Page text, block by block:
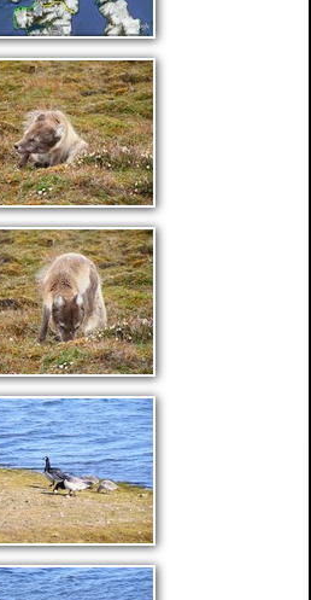
Utah Arizona, Alaska
EGYPTE 2012.
trois Mousquetaires.
Utah et Arizona 2017
Alaska 2014
Cousinades 2019
photos de famille.
Diaporamas d'OR